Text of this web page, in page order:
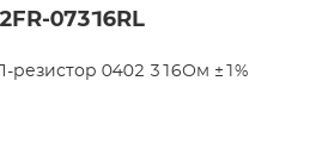
07316RL
резистор 0402 316Ом ±1%